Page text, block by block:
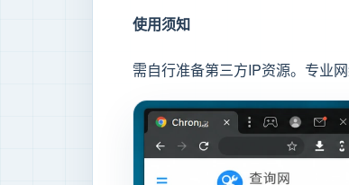
使用须知
需自行准备第三方IP资源。专业